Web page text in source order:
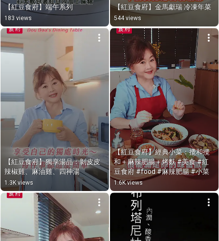
【紅豆食府】端午系列
183 views
【紅豆食府】金馬獻瑞 冷凍年菜
544 views
【紅豆食府】獨享湯品：剝皮皮
辣椒雞、麻油雞、四神湯
1.3K views
【紅豆食府】經典小菜：攪和攪
和＋麻辣肥腸＋烤麩 #美食 #紅
豆食府 #food #麻辣肥腸 #小菜
1.6K views